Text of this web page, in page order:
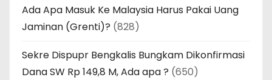
Ada Apa Masuk Ke Malaysia Harus Pakai Uang
Jaminan (Grenti)? (828)
Sekre Dispupr Bengkalis Bungkam Dikonfirmasi
Dana SW Rp 149,8 M, Ada apa ? (650)